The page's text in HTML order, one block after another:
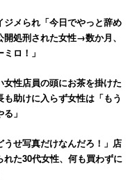
元・国策企業～
組みが認められ、
マーク「くるみん」を
の社員が1週間に1日在
ター費用を半額補助す
ジメられ「今日でやっと辞め
処刑された女性→数か月、
ロ！」
女性店員の頭にお茶を掛けた
助けに入らず女性は「もう
」
うせ写真だけなんだろ！」店
れた30代女性、何も買わずに